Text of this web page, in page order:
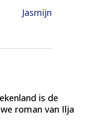
Jasmijn
is de
roman van Ilja